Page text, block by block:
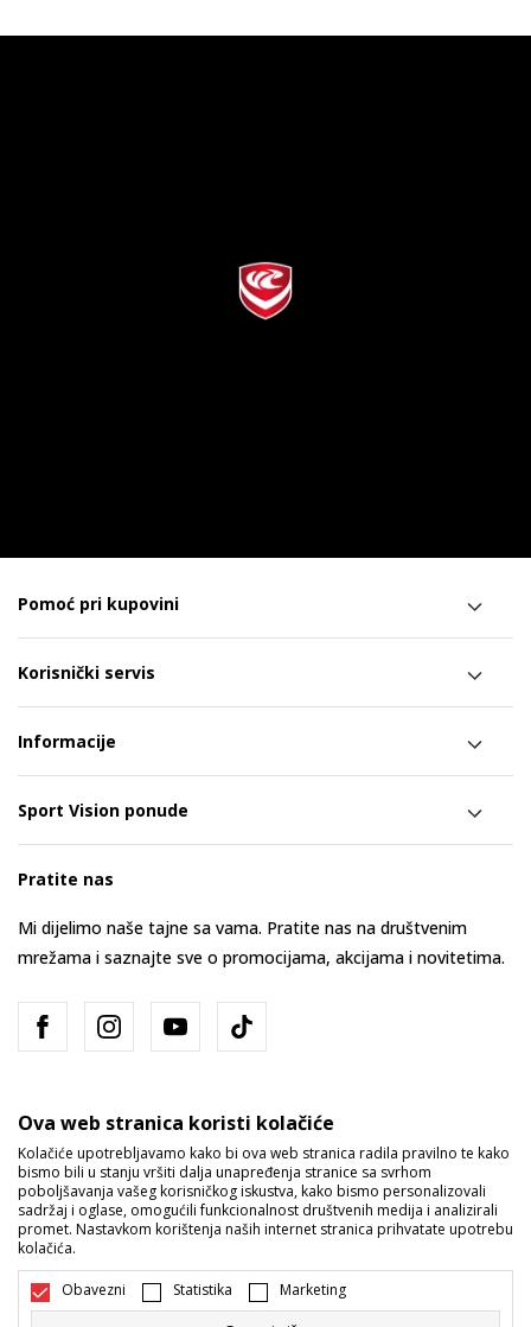
Pomoć pri kupovini
Korisnički servis
Informacije
Sport Vision ponude
Pratite nas
Mi dijelimo naše tajne sa vama. Pratite nas na društvenim
mrežama i saznajte sve o promocijama, akcijama i novitetima.
Bosna i Hercegovina Promijenite
Ova web stranica koristi kolačiće
Kolačiće upotrebljavamo kako bi ova web stranica radila pravilno te kako
bismo bili u stanju vršiti dalja unapređenja stranice sa svrhom
poboljšavanja vašeg korisničkog iskustva, kako bismo personalizovali
sadržaj i oglase, omogućili funkcionalnost društvenih medija i analizirali
promet. Nastavkom korištenja naših internet stranica prihvatate upotrebu
kolačića.
Obavezni Statistika Marketing